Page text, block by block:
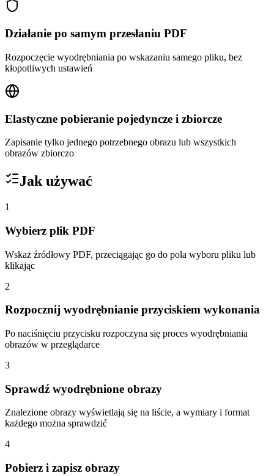
Działanie po samym przesłaniu PDF
Rozpoczęcie wyodrębniania po wskazaniu samego pliku, bez
kłopotliwych ustawień
Elastyczne pobieranie pojedyncze i zbiorcze
Zapisanie tylko jednego potrzebnego obrazu lub wszystkich
obrazów zbiorczo
Jak używać
1
Wybierz plik PDF
Wskaż źródłowy PDF, przeciągając go do pola wyboru pliku lub
klikając
2
Rozpocznij wyodrębnianie przyciskiem wykonania
Po naciśnięciu przycisku rozpoczyna się proces wyodrębniania
obrazów w przeglądarce
3
Sprawdź wyodrębnione obrazy
Znalezione obrazy wyświetlają się na liście, a wymiary i format
każdego można sprawdzić
4
Pobierz i zapisz obrazy